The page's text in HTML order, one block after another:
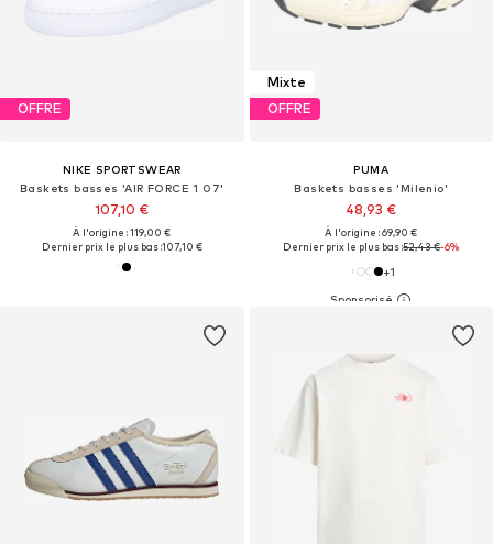
OFFRE
NIKE SPORTSWEAR
Baskets basses 'AIR FORCE 1 07'
107,10 €
À l'origine : 119,00 €
Dernier prix le plus bas :107,10 €
Mixte
OFFRE
PUMA
Baskets basses 'Milenio'
48,93 €
À l'origine : 69,90 €
Dernier prix le plus bas :52,43 €-6%
+1